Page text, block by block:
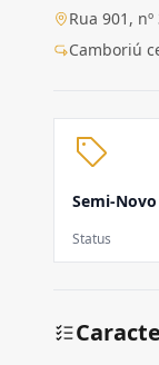
Rua 901,
Camboriú
Semi-Novo
Status